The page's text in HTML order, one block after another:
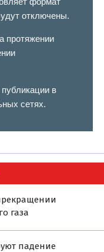
отключены.
протяжении
в
сетях.
газа
падение